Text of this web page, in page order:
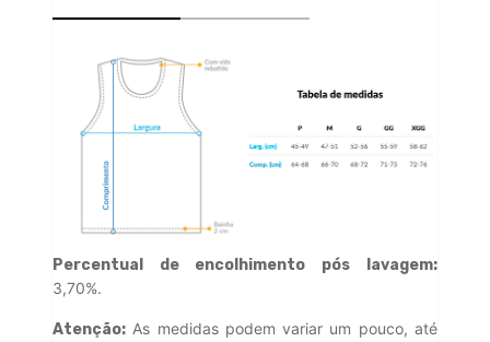
Percentual de encolhimento pós lavagem:
3,70%.
Atenção: As medidas podem variar um pouco, até